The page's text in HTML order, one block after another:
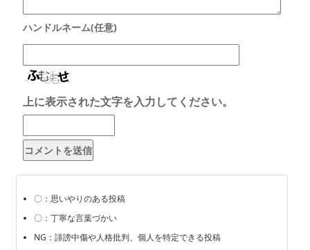
上に表示された文字を入力してください。
〇：思いやりのある投稿
〇：丁寧な言葉づかい
NG：誹謗中傷や人格批判、個人を特定できる投稿